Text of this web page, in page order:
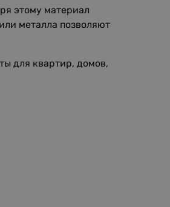
этому материал
металла позволяют
для квартир, домов,